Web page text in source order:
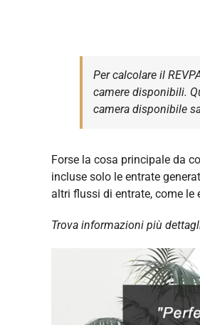
Per calcolare il
camere disponibili.
camera disponibile
Forse la cosa principale da
incluse solo le entrate
altri flussi di entrate, come le
Trova informazioni più